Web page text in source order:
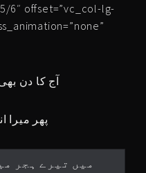
6″ offset=”vc_col-lg-
آج کا دن
پھر میرا
میں تیرے ہجر